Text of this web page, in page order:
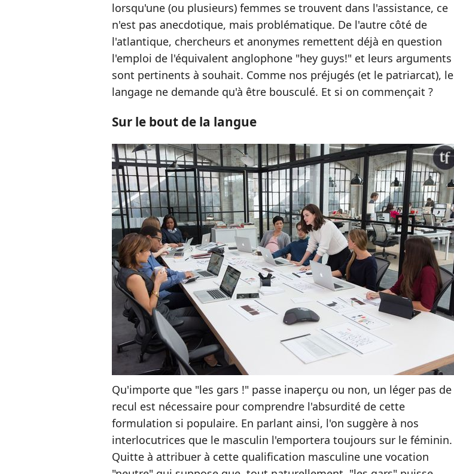
lorsqu'une (ou plusieurs) femmes se trouvent dans l'assistance, ce
n'est pas anecdotique, mais problématique. De l'autre côté de
l'atlantique, chercheurs et anonymes remettent déjà en question
l'emploi de l'équivalent anglophone "hey guys!" et leurs arguments
sont pertinents à souhait. Comme nos préjugés (et le patriarcat), le
langage ne demande qu'à être bousculé. Et si on commençait ?
Sur le bout de la langue
Qu'importe que "les gars !" passe inaperçu ou non, un léger pas de
recul est nécessaire pour comprendre l'absurdité de cette
formulation si populaire. En parlant ainsi, l'on suggère à nos
interlocutrices que le masculin l'emportera toujours sur le féminin.
Quitte à attribuer à cette qualification masculine une vocation